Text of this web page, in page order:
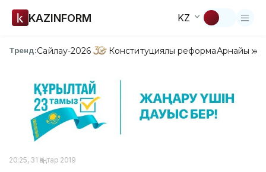
KAZINFORM KZ
Тренд:Сайлау-2026 Конституциялық реформаАрнайы
20:25, 31 Қаңтар 2019